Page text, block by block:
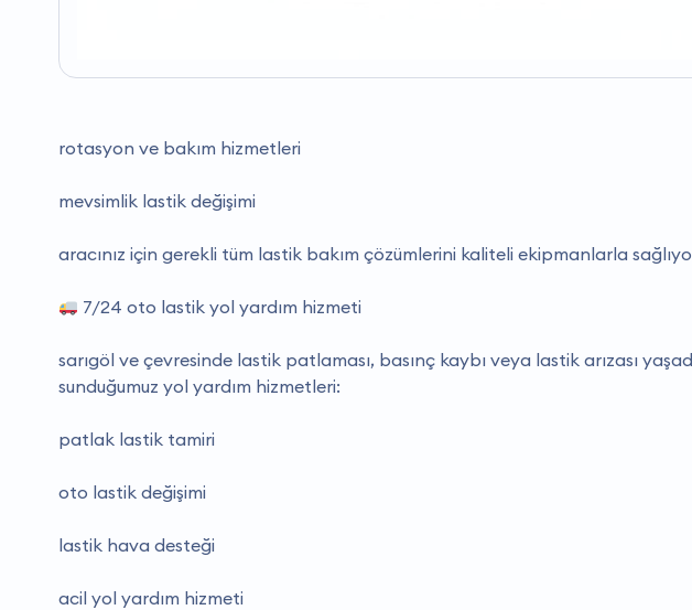
rotasyon ve bakım hizmetleri
mevsimlik lastik değişimi
aracınız için gerekli tüm lastik bakım çözümlerini kaliteli ekipmanlarla
7/24 oto lastik yol yardım hizmeti
sarıgöl ve çevresinde lastik patlaması, basınç kaybı veya lastik arızası
sunduğumuz yol yardım hizmetleri:
patlak lastik tamiri
oto lastik değişimi
lastik hava desteği
acil yol yardım hizmeti